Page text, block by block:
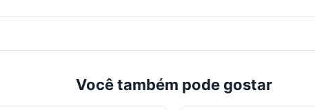
Você também pode gostar